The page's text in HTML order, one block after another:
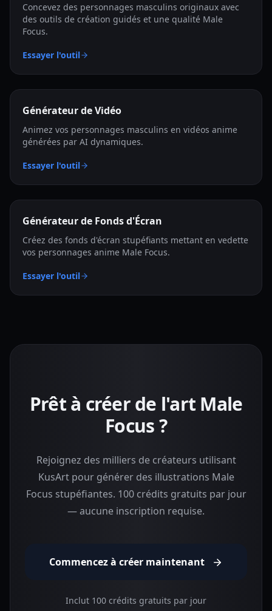
Concevez des personnages masculins originaux avec
des outils de création guidés et une qualité Male
Focus.
Essayer l'outil
Générateur de Vidéo
Animez vos personnages masculins en vidéos anime
générées par AI dynamiques.
Essayer l'outil
Générateur de Fonds d'Écran
Créez des fonds d'écran stupéfiants mettant en vedette
vos personnages anime Male Focus.
Essayer l'outil
Prêt à créer de l'art Male
Focus ?
Rejoignez des milliers de créateurs utilisant
KusArt pour générer des illustrations Male
Focus stupéfiantes. 100 crédits gratuits par jour
— aucune inscription requise.
Commencez à créer maintenant
Inclut 100 crédits gratuits par jour